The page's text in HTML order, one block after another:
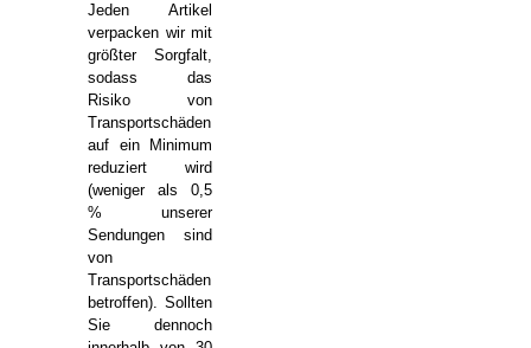
Jeden Artikel
verpacken wir mit
größter Sorgfalt,
sodass das
Risiko von
Transportschäden
auf ein Minimum
reduziert wird
(weniger als 0,5
% unserer
Sendungen sind
von
Transportschäden
betroffen). Sollten
Sie dennoch